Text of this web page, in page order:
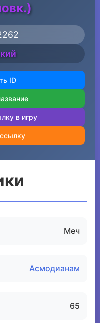
ID
в игру
Меч
Асмодианам
65